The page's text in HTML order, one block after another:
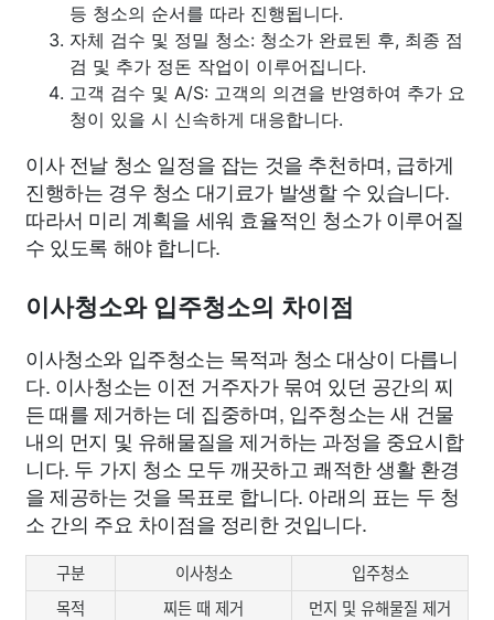
등 청소의 순서를 따라 진행됩니다.
자체 검수 및 정밀 청소: 청소가 완료된 후, 최종 점
검 및 추가 정돈 작업이 이루어집니다.
고객 검수 및 A/S: 고객의 의견을 반영하여 추가 요
청이 있을 시 신속하게 대응합니다.
이사 전날 청소 일정을 잡는 것을 추천하며, 급하게
진행하는 경우 청소 대기료가 발생할 수 있습니다.
따라서 미리 계획을 세워 효율적인 청소가 이루어질
수 있도록 해야 합니다.
이사청소와 입주청소의 차이점
이사청소와 입주청소는 목적과 청소 대상이 다릅니
다. 이사청소는 이전 거주자가 묶여 있던 공간의 찌
든 때를 제거하는 데 집중하며, 입주청소는 새 건물
내의 먼지 및 유해물질을 제거하는 과정을 중요시합
니다. 두 가지 청소 모두 깨끗하고 쾌적한 생활 환경
을 제공하는 것을 목표로 합니다. 아래의 표는 두 청
소 간의 주요 차이점을 정리한 것입니다.
구분 이사청소
입주청소
목적
찌든 때 제거
먼지 및 유해물질 제거